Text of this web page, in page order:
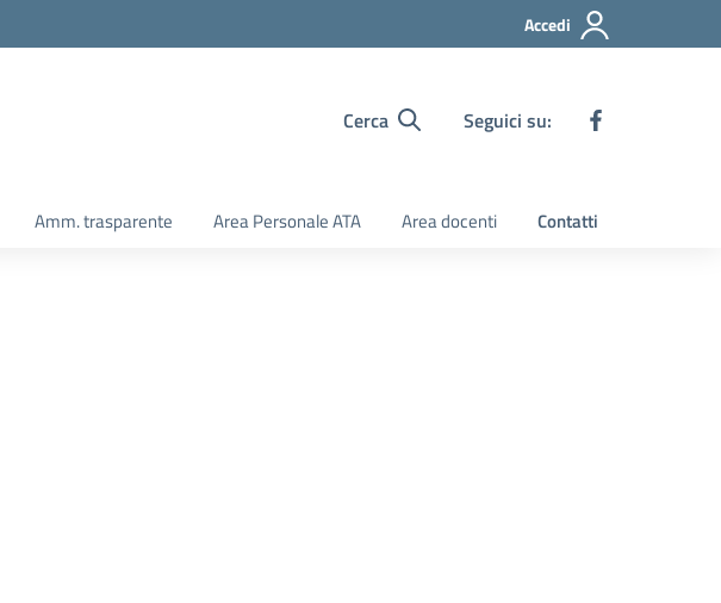
Accedi
Cerca Seguici su:
Amm. trasparente Area Personale ATA Area docenti Contatti